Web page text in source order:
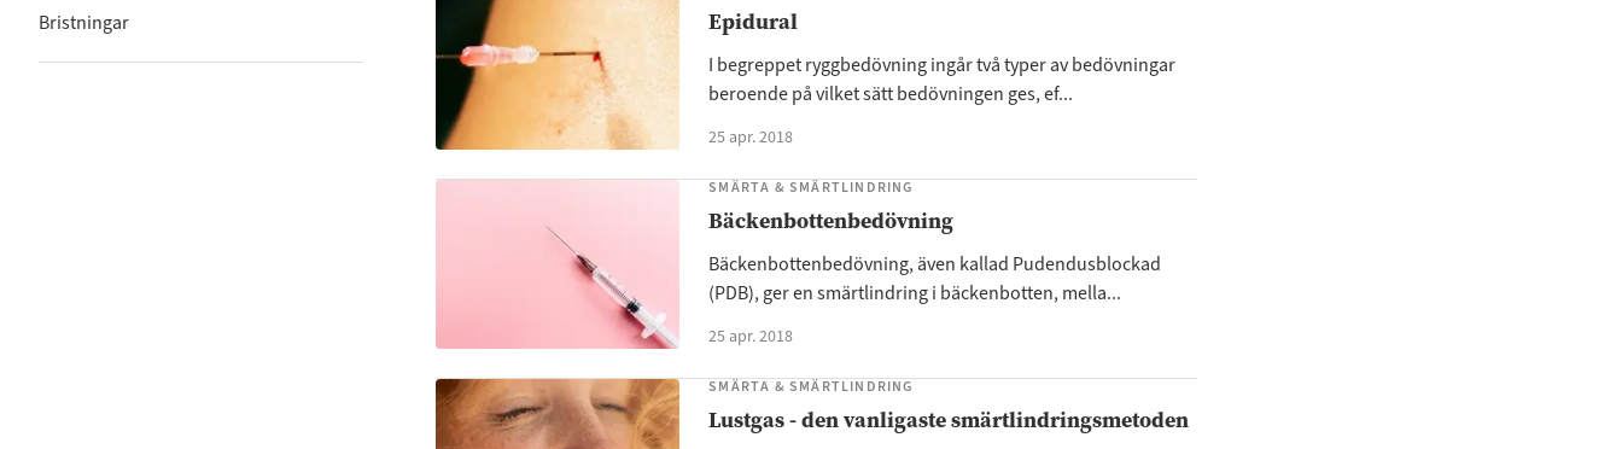
Bristningar Epidural
I begreppet ryggbedövning ingår två typer av bedövningar
beroende på vilket sätt bedövningen ges, ef...
25 apr. 2018
SMÄRTA & SMÄRTLINDRING
Bäckenbottenbedövning
Bäckenbottenbedövning, även kallad Pudendusblockad
(PDB), ger en smärtlindring i bäckenbotten, mella...
25 apr. 2018
SMÄRTA & SMÄRTLINDRING
Lustgas - den vanligaste smärtlindringsmetoden